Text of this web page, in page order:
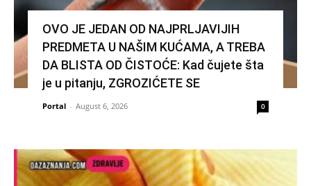
OVO JE JEDAN OD NAJPRLJAVIJIH
PREDMETA U NAŠIM KUĆAMA, A TREBA
DA BLISTA OD ČISTOĆE: Kad čujete šta
je u pitanju, ZGROZIĆETE SE
Portal - August 6, 2026 0